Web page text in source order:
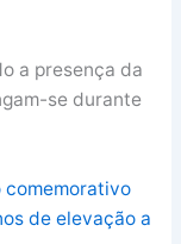
a presença da
se durante